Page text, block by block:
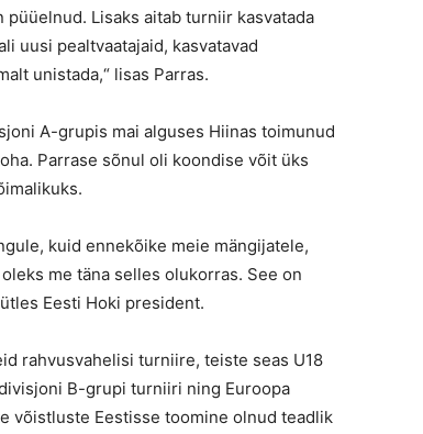
Lisaks aitab turniir kasvatada
uusi pealtvaatajaid, kasvatavad
unistada,“ lisas Parras.
A-grupis mai alguses Hiinas toimunud
Parrase sõnul oli koondise võit üks
kuid ennekõike meie mängijatele,
me täna selles olukorras. See on
Eesti Hoki president.
rahvusvahelisi turniire, teiste seas U18
B-grupi turniiri ning Euroopa
võistluste Eestisse toomine olnud teadlik